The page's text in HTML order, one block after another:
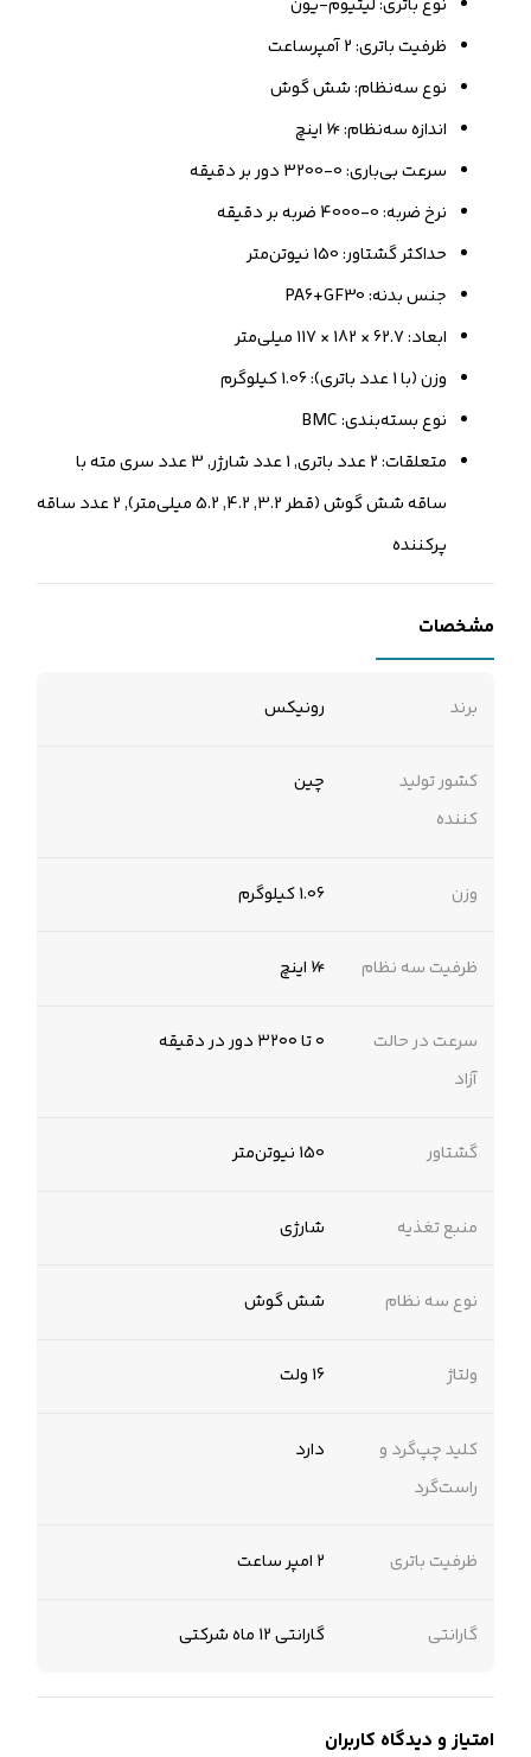
ظرفیت باتری: 2 آمپر‌ساعت
نوع سه‌نظام: شش گوش
اندازه سه‌نظام: ¼ اینچ
سرعت بی‌باری: 0-3200 دور بر دقیقه
نرخ ضربه: 0-4000 ضربه بر دقیقه
حداکثر گشتاور: 150 نیوتن‌متر
جنس بدنه: PA6+GF30
ابعاد: 62.7 × 182 × 117 میلی‌متر
وزن (با 1 عدد باتری): 1.06 کیلوگرم
نوع بسته‌بندی: BMC
متعلقات: 2 عدد باتری, 1 عدد شارژر, 3 عدد سری مته با
ساقه شش گوش (قطر 3.2, 4.2, 5.2 میلی‌متر), 2 عدد ساقه
پرکننده
مشخصات
برند رونیکس
کشور تولید
کننده
چین
وزن 1.06 کیلوگرم
ظرفیت سه نظام ¼ اینچ
سرعت در حالت
آزاد
۰ تا ۳۲۰۰ دور در دقیقه
گشتاور 150 نیوتن‌متر
منبع تغذیه شارژی
نوع سه نظام شش گوش
ولتاژ 16 ولت
کلید چپ‌گرد و
راست‌گرد
دارد
ظرفیت باتری ۲ امپر ساعت
گارانتی گارانتی 12 ماه شرکتی
امتیاز و دیدگاه کاربران